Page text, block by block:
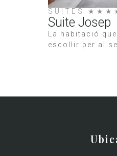
SUITES
Suite Josep
La habitació
escollir per al